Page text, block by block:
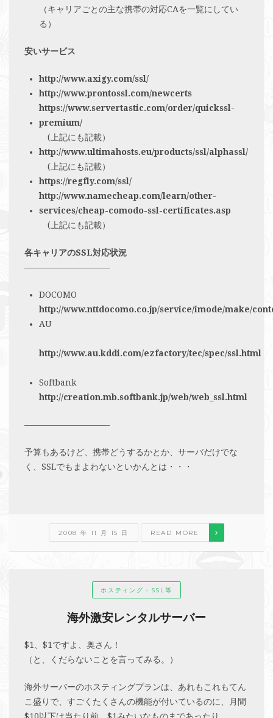
（キャリアごとの主な携帯の対応CAを一覧にしてい
る）
安いサービス
http://www.axigy.com/ssl/
http://www.prontossl.com/newcerts
https://www.servertastic.com/order/quickssl-
premium/
(上記にも記載）
http://www.ultimahosts.eu/products/ssl/alphassl/
(上記にも記載）
https://regfly.com/ssl/
http://www.namecheap.com/learn/other-
services/cheap-comodo-ssl-certificates.asp
(上記にも記載）
各キャリアのSSL対応状況
——————————
DOCOMO
http://www.nttdocomo.co.jp/service/imode/make/
AU
http://www.au.kddi.com/ezfactory/tec/spec/ssl.html
Softbank
http://creation.mb.softbank.jp/web/web_ssl.html
——————————
予算もあるけど、携帯どうするかとか、サーバだけでな
く、SSLでもまよわないといかんとは・・・
2008 年 11 月 15 日 READ MORE
ホスティング・SSL等
海外激安レンタルサーバー
$1、$1ですよ、奥さん！
（と、くだらないことを言ってみる。）
海外サーバーのホスティングプランは、あれもこれもてん
こ盛りで、すごくたくさんの機能が付いているのに、月間
$10以下は当たり前、$1みたいなものまであったり。